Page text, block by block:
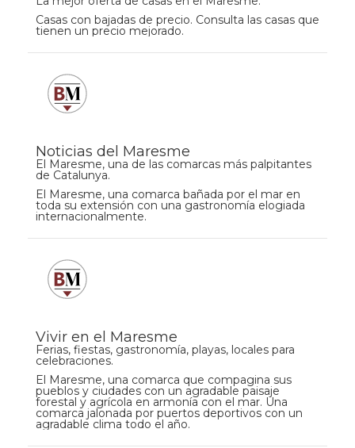
Casas con bajadas de precio. Consulta las casas que
tienen un precio mejorado.
Noticias del Maresme
El Maresme, una de las comarcas más palpitantes
de Catalunya.
El Maresme, una comarca bañada por el mar en
toda su extensión con una gastronomía elogiada
internacionalmente.
Vivir en el Maresme
Ferias, fiestas, gastronomía, playas, locales para
celebraciones.
El Maresme, una comarca que compagina sus
pueblos y ciudades con un agradable paisaje
forestal y agrícola en armonía con el mar. Una
comarca jalonada por puertos deportivos con un
agradable clima todo el año.